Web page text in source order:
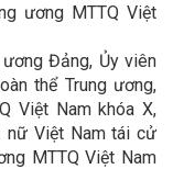
ương MTTQ Việt
ương Đảng, Ủy viên
thể Trung ương,
Việt Nam khóa X,
nữ Việt Nam tái cử
MTTQ Việt Nam